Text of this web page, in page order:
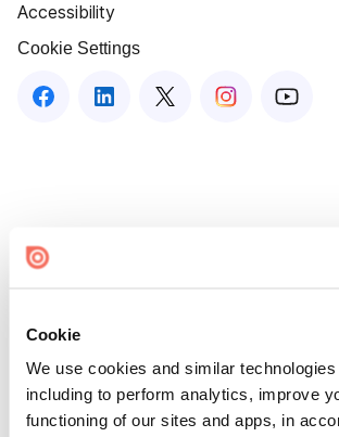
Cookie
We use cookies and similar
including to perform analytics, improve
functioning of our sites and apps, in
Accessibility
Cookie Settings